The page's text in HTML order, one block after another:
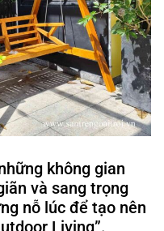
không gian
và sang trọng
nỗ lúc để tạo nên
Living”.